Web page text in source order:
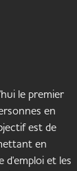
le premier
en
est de
en
d'emploi et les